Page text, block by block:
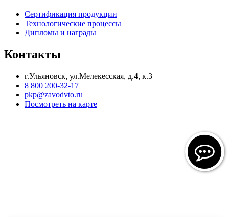
Сертификация продукции
Технологические процессы
Дипломы и награды
Контакты
г.Ульяновск, ул.Мелекесская, д.4, к.3
8 800 200-32-17
pkp@zavodvto.ru
Посмотреть на карте
наименования продукции, промышленные образцы и их
технические характеристики, изображения и всю иную
информацию, размещаемую на настоящем сайте,
зарегистрированы в установленном порядке и принадлежат
ООО «ПКП «Завод ВТО». Их полное или частичное